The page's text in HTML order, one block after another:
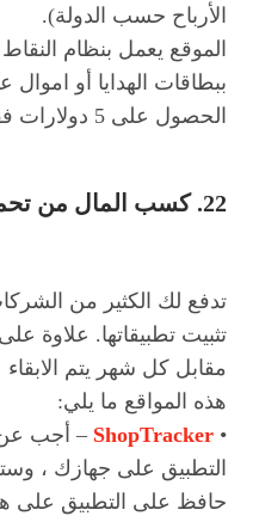
الأرباح حسب الدولة).
الموقع يعمل بنظام
الحصول على 5 دولارات فقط بمجرد التسجيل!
22. كسب المال من تحميل تطبيقات
تثبيت تطبيقاتها. علاوة
مقابل كل شهر يتم الابقاء
هذه المواقع ما يلي:
•
ShopTracker – أجب عن
حافظ على التطبيق على